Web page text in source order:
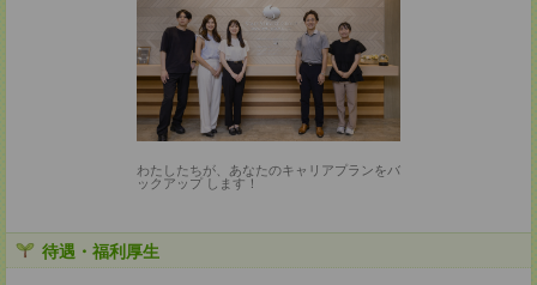
わたしたちが、あなたのキャリアプランをバ
ックアップ します！
待遇・福利厚生